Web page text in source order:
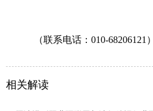
（联系电话：010-68206121）
相关解读